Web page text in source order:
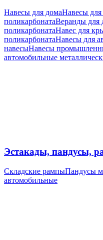
Навесы для домаНавесы
поликарбонатаВеранды для
поликарбонатаНавес для
поликарбонатаНавесы для
навесыНавесы
автомобильные
Эстакады, пандусы,
Складские рампыПандусы
автомобильные